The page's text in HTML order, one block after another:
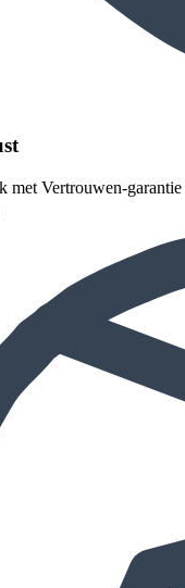
met Vertrouwen-